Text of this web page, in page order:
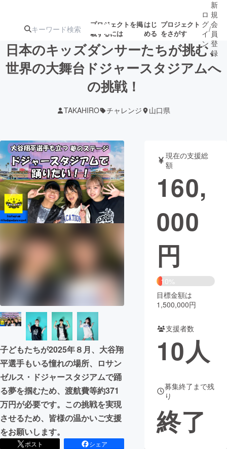
プロジェクトを掲
載するには
はじ
める
プロジェクト
をさがす
注目の新着プロ募集終了が近いプ
テクノロジー・ガジェット
映像・映画 書籍・雑誌
ビジネス・起業 チャレンジ
まちづくり・地域活性化
CAMPFIRE for Social Good
CAMPFIRE Creation
コミュニティ
ロ
グ
イ
ン
/
新
規
会
員
登
録
日本のキッズダンサーたちが挑む、
世界の大舞台ドジャースタジアムへ
の挑戦！
TAKAHIRO チャレンジ 山口県
子どもたちが2025年８月、大谷翔
平選手もいる憧れの場所、ロサン
ゼルス・ドジャースタジアムで踊
る夢を掴むため、渡航費等約371
万円が必要です。この挑戦を実現
させるため、皆様の温かいご支援
をお願いします。
ポスト
シェア
現在の支援総
額
160,
000
円
10%
目標金額は
1,500,000円
支援者数
10人
募集終了まで残
り
終了